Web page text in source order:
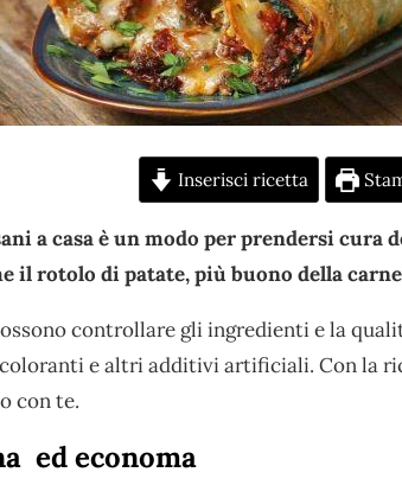
Inserisci ricetta
a casa è un modo per prendersi cura
il rotolo di patate, più buono della
controllare gli ingredienti e la
e altri additivi artificiali. Con la
con te.
ed economa